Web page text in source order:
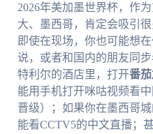
2026年美加墨世界杯，作
大、墨西哥，肯定会吸引
即使在现场，你也可能想
说，或者和国内的朋友同
特利尔的酒店里，打开番
能用手机打开咪咕视频看
晋级）；如果你在墨西哥
能看CCTV5的中文直播；